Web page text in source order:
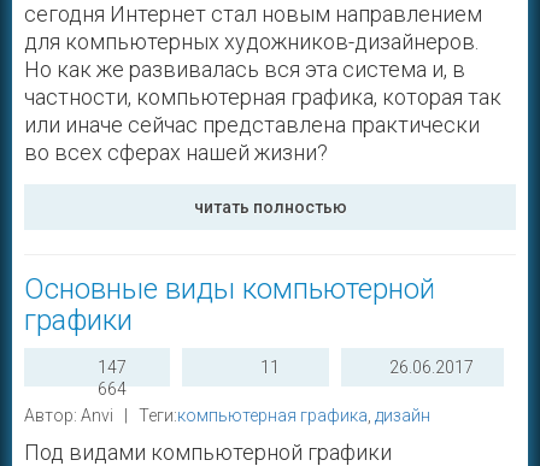
сегодня Интернет стал новым направлением
для компьютерных художников-дизайнеров.
Но как же развивалась вся эта система и, в
частности, компьютерная графика, которая так
или иначе сейчас представлена практически
во всех сферах нашей жизни?
читать полностью
Основные виды компьютерной
графики
147
664
11 26.06.2017
Автор: Anvi | Теги:компьютерная графика дизайн
Под видами компьютерной графики